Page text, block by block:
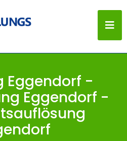
Eggendorf -
Eggendorf -